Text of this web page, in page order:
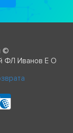
©
ФЛ Иванов Е О